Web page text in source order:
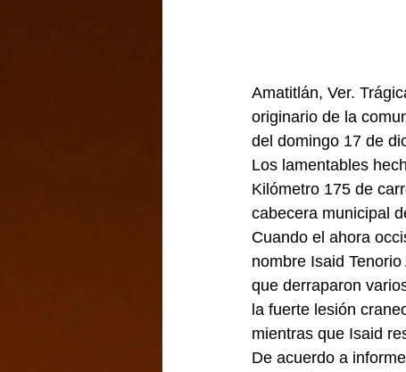
Amatitlán, Ver.
originario de la
del domingo 17 de
Los lamentables
Kilómetro 175 de
cabecera municipal
Cuando el ahora
nombre Isaid
que derraparon
la fuerte lesión
mientras que Isaid
De acuerdo a